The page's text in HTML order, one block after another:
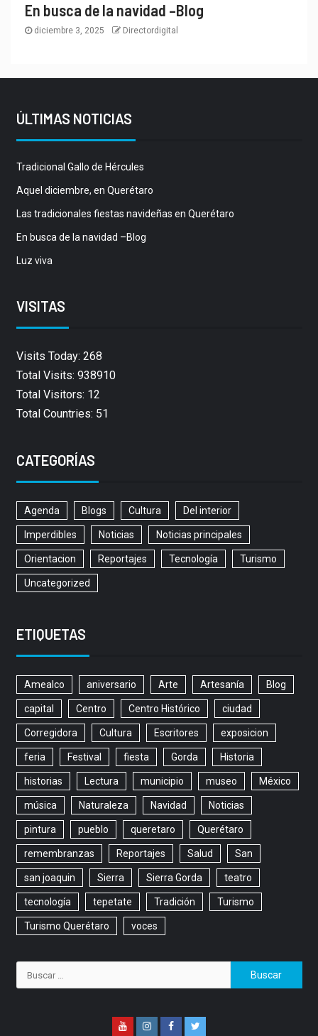
En busca de la navidad –Blog
diciembre 3, 2025 Directordigital
ÚLTIMAS NOTICIAS
Tradicional Gallo de Hércules
Aquel diciembre, en Querétaro
Las tradicionales fiestas navideñas en Querétaro
En busca de la navidad –Blog
Luz viva
VISITAS
Visits Today: 268
Total Visits: 938910
Total Visitors: 12
Total Countries: 51
CATEGORÍAS
Agenda Blogs Cultura Del interior
Imperdibles Noticias Noticias principales
Orientacion Reportajes Tecnología Turismo
Uncategorized
ETIQUETAS
Amealco aniversario Arte Artesanía Blog
capital Centro Centro Histórico ciudad
Corregidora Cultura Escritores exposicion
feria Festival fiesta Gorda Historia
historias Lectura municipio museo México
música Naturaleza Navidad Noticias
pintura pueblo queretaro Querétaro
remembranzas Reportajes Salud San
san joaquin Sierra Sierra Gorda teatro
tecnología tepetate Tradición Turismo
Turismo Querétaro voces